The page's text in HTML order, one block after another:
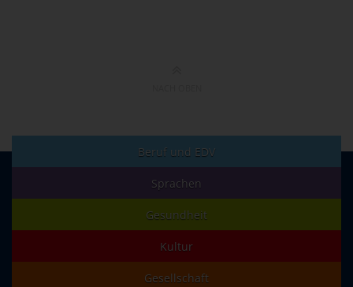
Beruf und EDV
Sprachen
Gesundheit
Kultur
Gesellschaft